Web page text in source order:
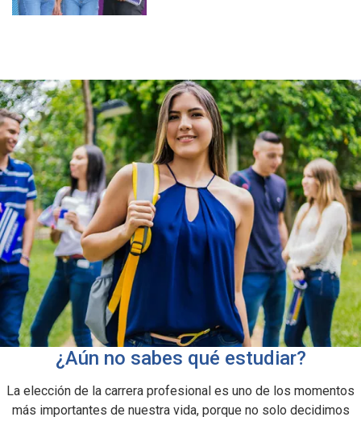
¿Aún no sabes qué estudiar?
La elección de la carrera profesional es uno de los momentos
más importantes de nuestra vida, porque no solo decidimos